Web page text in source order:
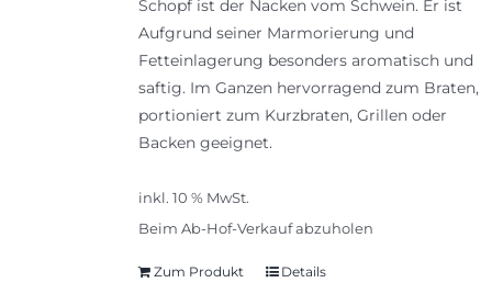
Schopf ist der Nacken vom Schwein. Er ist
Aufgrund seiner Marmorierung und
Fetteinlagerung besonders aromatisch und
saftig. Im Ganzen hervorragend zum Braten,
portioniert zum Kurzbraten, Grillen oder
Backen geeignet.
inkl. 10 % MwSt.
Beim Ab-Hof-Verkauf abzuholen
Zum Produkt Details